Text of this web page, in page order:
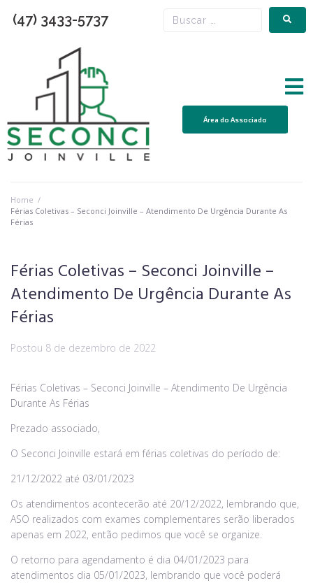
(47) 3433-5737
Área do Associado
Home /
Férias Coletivas – Seconci Joinville – Atendimento De Urgência Durante As
Férias
Férias Coletivas – Seconci Joinville –
Atendimento De Urgência Durante As
Férias
Postou 8 de dezembro de 2022
Férias Coletivas – Seconci Joinville – Atendimento De Urgência
Durante As Férias
Prezado associado,
O Seconci Joinville estará em férias coletivas do período de:
21/12/2022 até 03/01/2023
Os atendimentos acontecerão até 20/12/2022, lembrando que,
ASO realizados com exames complementares serão liberados
apenas em 2022, então pedimos que você se organize.
O retorno para agendamento é dia 04/01/2023 para
atendimentos dia 05/01/2023, lembrando que você poderá